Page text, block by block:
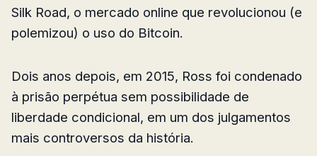
Silk Road, o mercado online que revolucionou (e
polemizou) o uso do Bitcoin.
Dois anos depois, em 2015, Ross foi condenado
à prisão perpétua sem possibilidade de
liberdade condicional, em um dos julgamentos
mais controversos da história.